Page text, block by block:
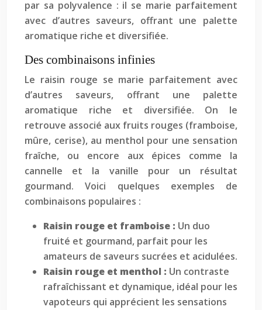
par sa polyvalence : il se marie parfaitement
avec d’autres saveurs, offrant une palette
aromatique riche et diversifiée.
Des combinaisons infinies
Le raisin rouge se marie parfaitement avec
d’autres saveurs, offrant une palette
aromatique riche et diversifiée. On le
retrouve associé aux fruits rouges (framboise,
mûre, cerise), au menthol pour une sensation
fraîche, ou encore aux épices comme la
cannelle et la vanille pour un résultat
gourmand. Voici quelques exemples de
combinaisons populaires :
Raisin rouge et framboise : Un duo
fruité et gourmand, parfait pour les
amateurs de saveurs sucrées et acidulées.
Raisin rouge et menthol : Un contraste
rafraîchissant et dynamique, idéal pour les
vapoteurs qui apprécient les sensations